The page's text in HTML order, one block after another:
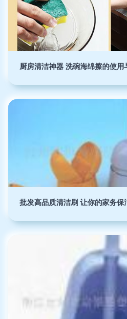
厨房清洁神器 洗碗海绵擦的使用
批发高品质清洁刷 让你的家务保